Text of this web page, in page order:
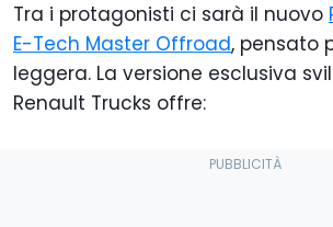
Tra i protagonisti ci sarà il nuovo
E-Tech Master Offroad, pensato
leggera. La versione esclusiva
Renault Trucks offre: